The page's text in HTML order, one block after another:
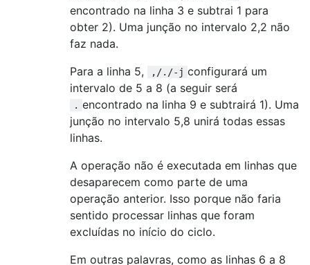
encontrado na linha 3 e subtrai 1 para
obter 2). Uma junção no intervalo 2,2 não
faz nada.
Para a linha 5,
,/./-j configurará um
intervalo de 5 a 8 (a seguir será
. encontrado na linha 9 e subtrairá 1). Uma
junção no intervalo 5,8 unirá todas essas
linhas.
A operação não é executada em linhas que
desaparecem como parte de uma
operação anterior. Isso porque não faria
sentido processar linhas que foram
excluídas no início do ciclo.
Em outras palavras, como as linhas 6 a 8